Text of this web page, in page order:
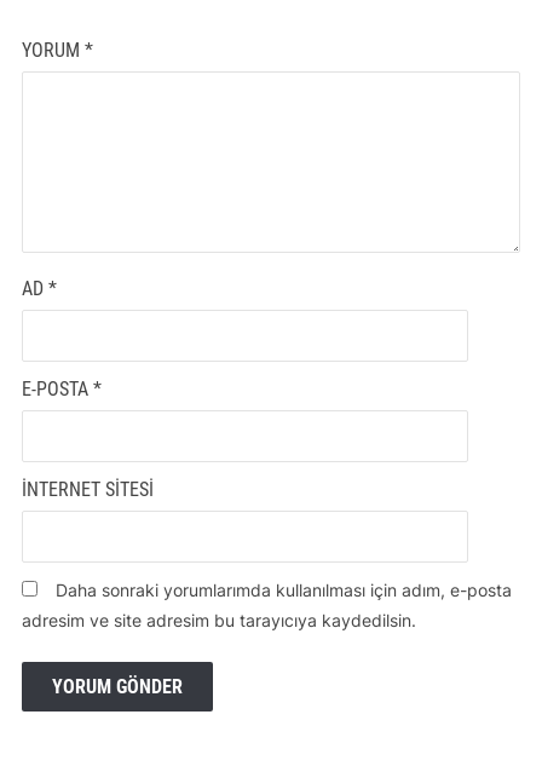
YORUM *
AD *
E-POSTA *
İNTERNET SITESI
Daha sonraki yorumlarımda kullanılması için adım, e-posta
adresim ve site adresim bu tarayıcıya kaydedilsin.